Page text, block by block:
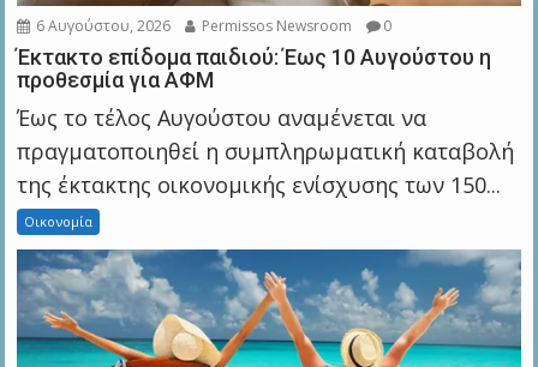
6 Αυγούστου, 2026 Permissos Newsroom 0
Έκτακτο επίδομα παιδιού: Έως 10 Αυγούστου η
προθεσμία για ΑΦΜ
Έως το τέλος Αυγούστου αναμένεται να
πραγματοποιηθεί η συμπληρωματική καταβολή
της έκτακτης οικονομικής ενίσχυσης των 150...
Οικονομία